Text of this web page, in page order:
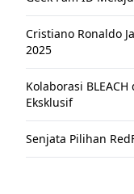
Cristiano Ronaldo
2025
Kolaborasi
Eksklusif
Senjata Pilihan